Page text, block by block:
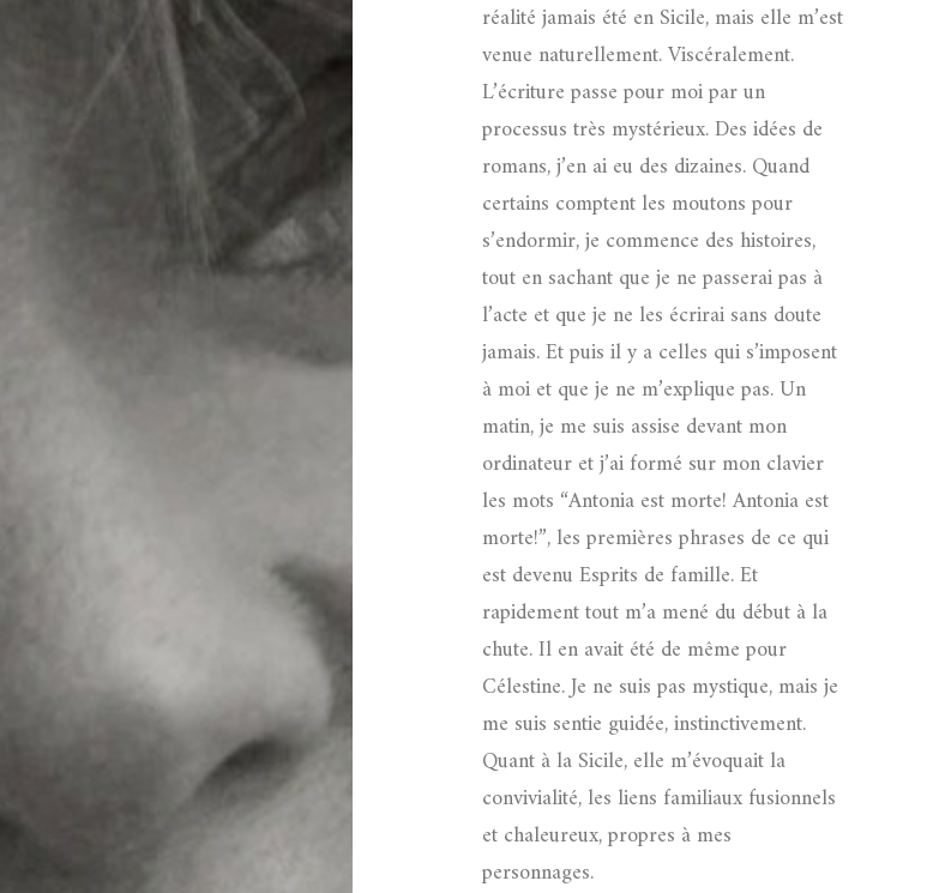
réalité jamais été en Sicile, mais elle m’est
venue naturellement. Viscéralement.
L’écriture passe pour moi par un
processus très mystérieux. Des idées de
romans, j’en ai eu des dizaines. Quand
certains comptent les moutons pour
s’endormir, je commence des histoires,
tout en sachant que je ne passerai pas à
l’acte et que je ne les écrirai sans doute
jamais. Et puis il y a celles qui s’imposent
à moi et que je ne m’explique pas. Un
matin, je me suis assise devant mon
ordinateur et j’ai formé sur mon clavier
les mots “Antonia est morte! Antonia est
morte!”, les premières phrases de ce qui
est devenu Esprits de famille. Et
rapidement tout m’a mené du début à la
chute. Il en avait été de même pour
Célestine. Je ne suis pas mystique, mais je
me suis sentie guidée, instinctivement.
Quant à la Sicile, elle m’évoquait la
convivialité, les liens familiaux fusionnels
et chaleureux, propres à mes
personnages.